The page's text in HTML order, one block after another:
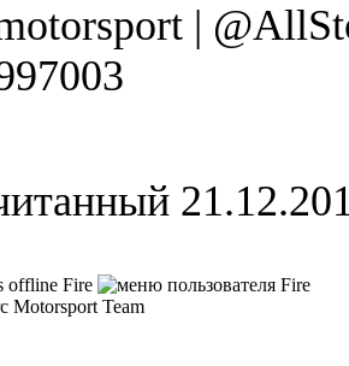
|
Fire
Motorsport Team